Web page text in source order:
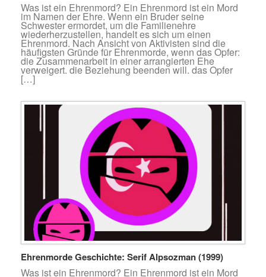
Was ist ein Ehrenmord? Ein Ehrenmord ist ein Mord
im Namen der Ehre. Wenn ein Bruder seine
Schwester ermordet, um die Familienehre
wiederherzustellen, handelt es sich um einen
Ehrenmord. Nach Ansicht von Aktivisten sind die
häufigsten Gründe für Ehrenmorde, wenn das Opfer:
die Zusammenarbeit in einer arrangierten Ehe
verweigert. die Beziehung beenden will. das Opfer
[…]
Ehrenmorde Geschichte: Serif Alpsozman (1999)
Was ist ein Ehrenmord? Ein Ehrenmord ist ein Mord